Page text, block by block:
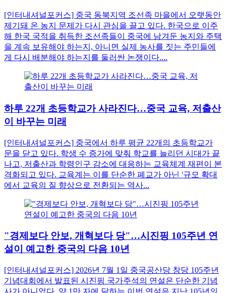
[인터내셔널포커스] 중국 동북지역 조선족 마을에서 오랫동안
제기돼 온 농지 문제가 다시 관심을 끌고 있다. 한국으로 이주
해 한국 국적을 취득한 조선족들이 중국에 남겨둔 농지와 주택
을 계속 보유해야 하는지, 아니면 실제 농사를 짓는 주민들에
게 다시 배분해야 하는지를 둘러싼 논쟁이다....
하루 22개 초등학교가 사라진다…중국 교육, 저출산
이 바꾸는 미래
[인터내셔널포커스] 중국에서 하루 평균 22개의 초등학교가
문을 닫고 있다. 학생 수 증가에 맞춰 학교를 늘리던 시대가 끝
나고, 저출산과 학령인구 감소에 대응하는 교육체계 재편이 본
격화되고 있다. 교육계는 이를 단순한 폐교가 아닌 '규모 확대
에서 교육의 질 향상으로 전환되는 역사...
"경제보다 안보, 개혁보다 당"…시진핑 105주년 연
설이 예고한 중국의 다음 10년
[인터내셔널포커스] 2026년 7월 1일 중국공산당 창당 105주년
기념대회에서 발표된 시진핑 국가주석의 연설은 단순한 기념